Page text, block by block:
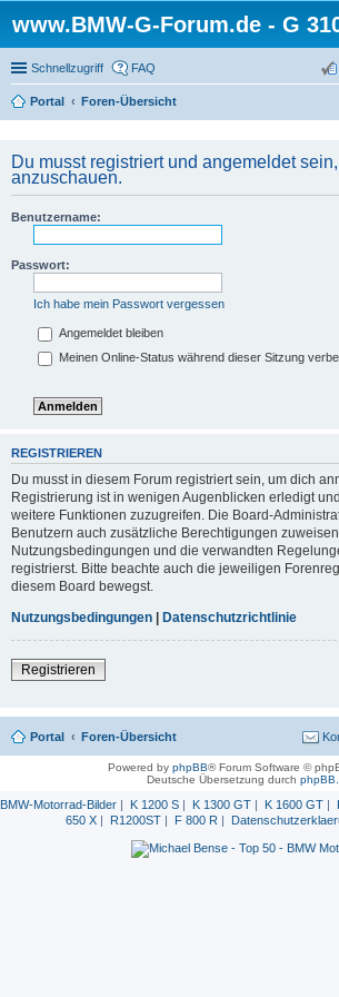
www.BMW-G-Forum.de - G
Schnellzugriff FAQ
Portal
Foren-Übersicht
Du musst registriert und angemeldet
anzuschauen.
Benutzername:
Passwort:
Ich habe mein Passwort vergessen
Angemeldet bleiben
Meinen Online-Status während dieser Sitzung
REGISTRIEREN
Du musst in diesem Forum registriert sein, um dich
Registrierung ist in wenigen Augenblicken erledigt
weitere Funktionen zuzugreifen. Die Board-
Benutzern auch zusätzliche Berechtigungen
Nutzungsbedingungen und die verwandten
registrierst. Bitte beachte auch die jeweiligen
diesem Board bewegst.
Nutzungsbedingungen | Datenschutzrichtlinie
Registrieren
Portal Foren-Übersicht
Powered by phpBB® Forum Software ©
Deutsche Übersetzung durch
BMW-Motorrad-Bilder | K 1200 S | K 1300 GT | K 1600 GT |
650 X | R1200ST | F 800 R |